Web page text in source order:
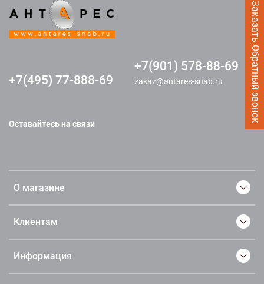
Заказать Обратный звонок
О магазине
Клиентам
Информация
+7(495) 77-888-69
+7(901) 578-88-69
zakaz@antares-snab.ru
Оставайтесь на связи